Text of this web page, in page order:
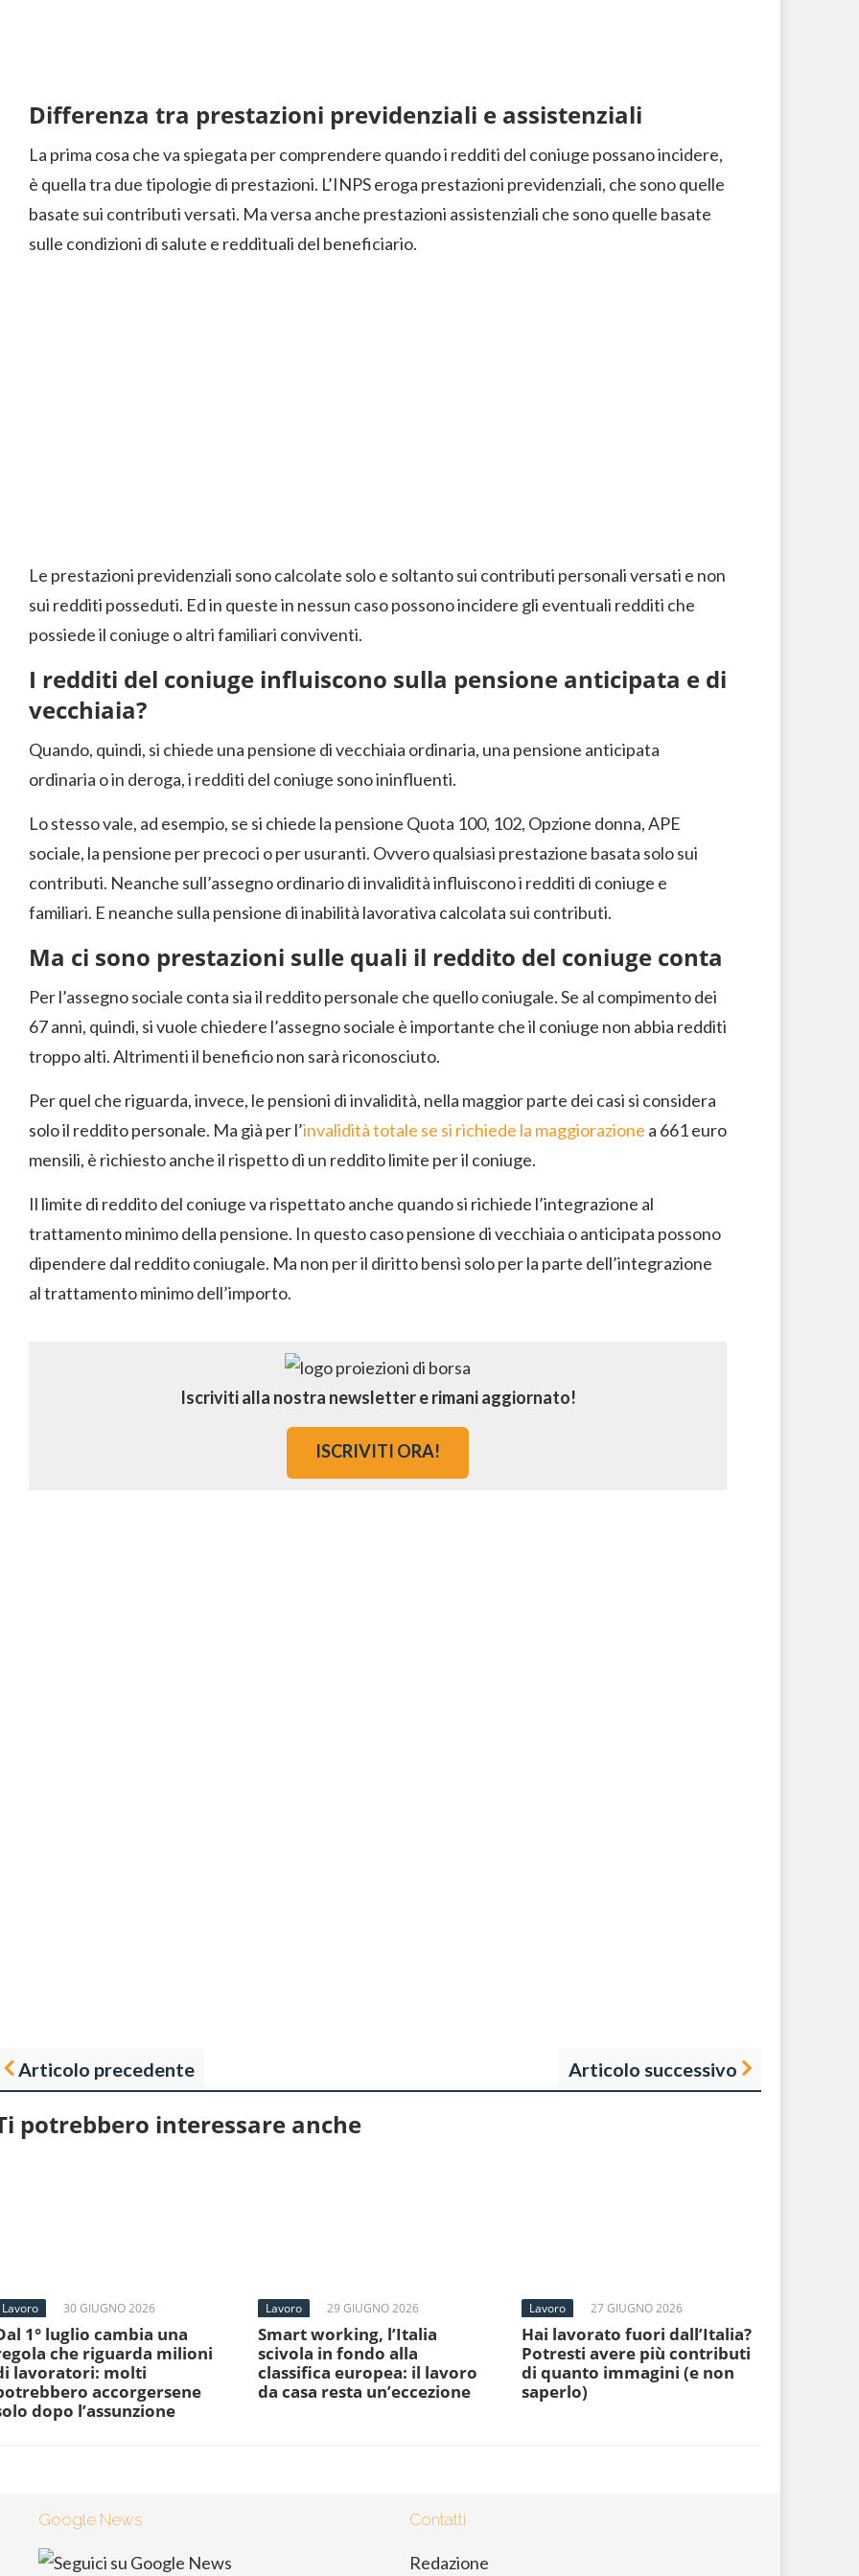
Differenza tra prestazioni previdenziali e assistenziali
La prima cosa che va spiegata per comprendere quando i redditi del coniuge possano incidere,
è quella tra due tipologie di prestazioni. L’INPS eroga prestazioni previdenziali, che sono quelle
basate sui contributi versati. Ma versa anche prestazioni assistenziali che sono quelle basate
sulle condizioni di salute e reddituali del beneficiario.
Le prestazioni previdenziali sono calcolate solo e soltanto sui contributi personali versati e non
sui redditi posseduti. Ed in queste in nessun caso possono incidere gli eventuali redditi che
possiede il coniuge o altri familiari conviventi.
I redditi del coniuge influiscono sulla pensione anticipata e di
vecchiaia?
Quando, quindi, si chiede una pensione di vecchiaia ordinaria, una pensione anticipata
ordinaria o in deroga, i redditi del coniuge sono ininfluenti.
Lo stesso vale, ad esempio, se si chiede la pensione Quota 100, 102, Opzione donna, APE
sociale, la pensione per precoci o per usuranti. Ovvero qualsiasi prestazione basata solo sui
contributi. Neanche sull’assegno ordinario di invalidità influiscono i redditi di coniuge e
familiari. E neanche sulla pensione di inabilità lavorativa calcolata sui contributi.
Ma ci sono prestazioni sulle quali il reddito del coniuge conta
Per l’assegno sociale conta sia il reddito personale che quello coniugale. Se al compimento dei
67 anni, quindi, si vuole chiedere l’assegno sociale è importante che il coniuge non abbia redditi
troppo alti. Altrimenti il beneficio non sarà riconosciuto.
Per quel che riguarda, invece, le pensioni di invalidità, nella maggior parte dei casi si considera
solo il reddito personale. Ma già per l’invalidità totale se si richiede la maggiorazione a 661 euro
mensili, è richiesto anche il rispetto di un reddito limite per il coniuge.
Il limite di reddito del coniuge va rispettato anche quando si richiede l’integrazione al
trattamento minimo della pensione. In questo caso pensione di vecchiaia o anticipata possono
dipendere dal reddito coniugale. Ma non per il diritto bensì solo per la parte dell’integrazione
al trattamento minimo dell’importo.
Iscriviti alla nostra newsletter e rimani aggiornato!
ISCRIVITI ORA!
Articolo precedente Articolo successivo
potrebbero interessare anche
Lavoro 30 GIUGNO 2026
1° luglio cambia una
che riguarda milioni
lavoratori: molti
accorgersene
dopo l’assunzione
Lavoro 29 GIUGNO 2026
Smart working, l’Italia
scivola in fondo alla
classifica europea: il lavoro
da casa resta un’eccezione
Lavoro 27 GIUGNO 2026
Hai lavorato fuori dall’Italia?
Potresti avere più contributi
di quanto immagini (e non
saperlo)
Google News Contatti
Redazione